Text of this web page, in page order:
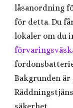
låsanordning
för detta. Du
lokaler om du
Bakgrunden